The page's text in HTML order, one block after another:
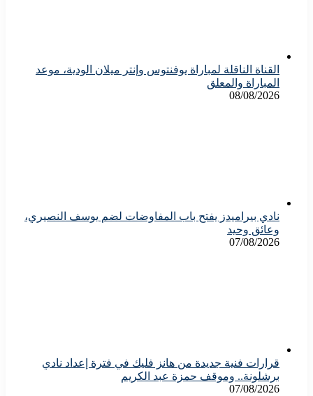
القناة الناقلة لمباراة يوفنتوس وإنتر ميلان الودية، موعد
المباراة والمعلق
08/08/2026
نادي بيراميدز يفتح باب المفاوضات لضم يوسف النصيري،
وعائق وحيد
07/08/2026
قرارات فنية جديدة من هانز فليك في فترة إعداد نادي
برشلونة.. وموقف حمزة عبد الكريم
07/08/2026